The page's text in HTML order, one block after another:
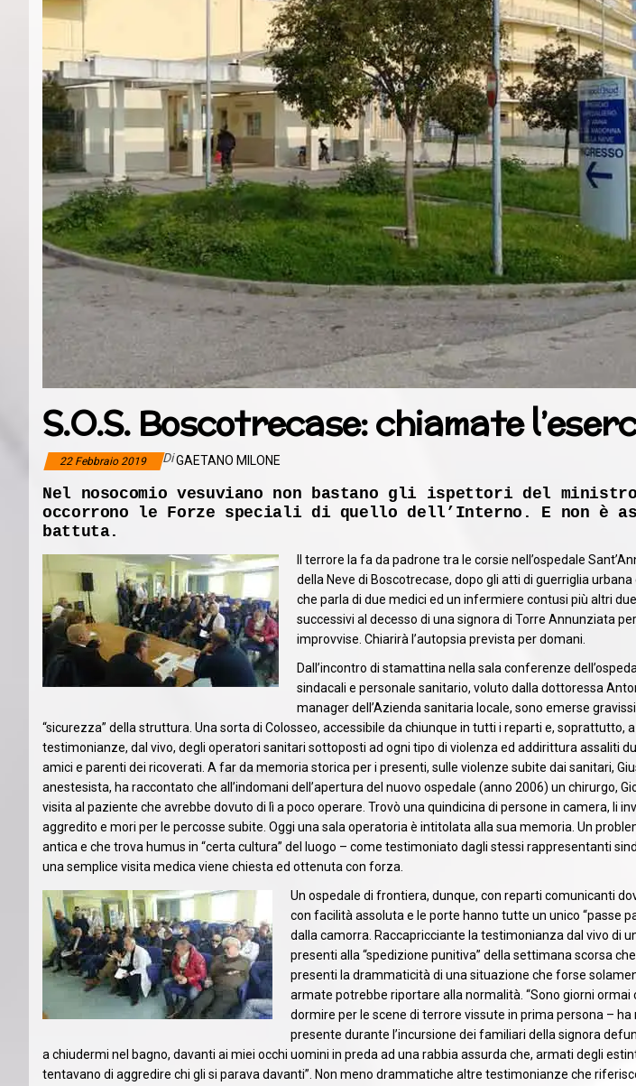
S.O.S. Boscotrecase: chiamate
22 Febbraio 2019 DiGAETANO MILONE
Nel nosocomio vesuviano non bastano gli ispettori del
occorrono le Forze speciali di quello dell’Interno. E non è
battuta.
Il terrore la fa da padrone tra le corsie nell’ospedale
della Neve di Boscotrecase, dopo gli atti di guerriglia
che parla di due medici ed un infermiere contusi più altri
successivi al decesso di una signora di Torre Annunziata
improvvise. Chiarirà l’autopsia prevista per domani.
Dall’incontro di stamattina nella sala conferenze
sindacali e personale sanitario, voluto dalla dottoressa
manager dell’Azienda sanitaria locale, sono emerse
“sicurezza” della struttura. Una sorta di Colosseo, accessibile da chiunque in tutti i reparti e, soprattutto,
testimonianze, dal vivo, degli operatori sanitari sottoposti ad ogni tipo di violenza ed addirittura assaliti
amici e parenti dei ricoverati. A far da memoria storica per i presenti, sulle violenze subite dai sanitari,
anestesista, ha raccontato che all’indomani dell’apertura del nuovo ospedale (anno 2006) un chirurgo,
visita al paziente che avrebbe dovuto di lì a poco operare. Trovò una quindicina di persone in camera, li
aggredito e mori per le percosse subite. Oggi una sala operatoria è intitolata alla sua memoria. Un
antica e che trova humus in “certa cultura” del luogo – come testimoniato dagli stessi rappresentanti
una semplice visita medica viene chiesta ed ottenuta con forza.
Un ospedale di frontiera, dunque, con reparti comunicanti
con facilità assoluta e le porte hanno tutte un unico “passe
dalla camorra. Raccapricciante la testimonianza dal vivo di
presenti alla “spedizione punitiva” della settimana scorsa
presenti la drammaticità di una situazione che forse
armate potrebbe riportare alla normalità. “Sono giorni ormai
dormire per le scene di terrore vissute in prima persona –
presente durante l’incursione dei familiari della signora
a chiudermi nel bagno, davanti ai miei occhi uomini in preda ad una rabbia assurda che, armati degli
tentavano di aggredire chi gli si parava davanti”. Non meno drammatiche altre testimonianze che